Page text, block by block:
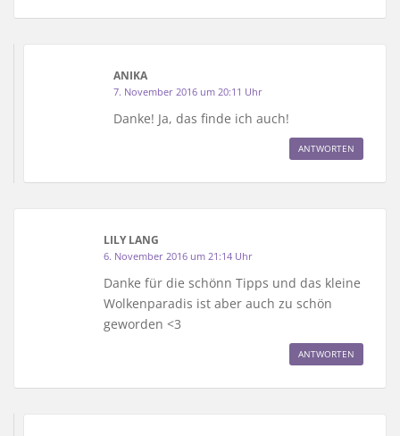
ANIKA
7. November 2016 um 20:11 Uhr
Danke! Ja, das finde ich auch!
ANTWORTEN
LILY LANG
6. November 2016 um 21:14 Uhr
Danke für die schönn Tipps und das kleine
Wolkenparadis ist aber auch zu schön
geworden <3
ANTWORTEN